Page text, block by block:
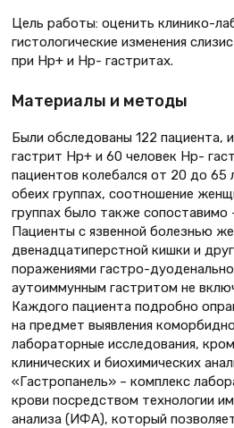
Цель работы: оценить клинико-
гистологические изменения
при Нр+ и Нр- гастритах.
Материалы и методы
Были обследованы 122 пациента,
гастрит Нр+ и 60 человек Нр-
пациентов колебался от 20 до 65
обеих группах, соотношение
группах было также сопоставимо
Пациенты с язвенной болезнью
двенадцатиперстной кишки и
поражениями гастро-
аутоиммунным гастритом не
Каждого пациента подробно
на предмет выявления
лабораторные исследования,
клинических и биохимических
«Гастропанель» – комплекс
крови посредством технологии
анализа (ИФА), который